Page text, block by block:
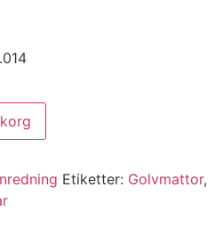
Etiketter: Golvmattor,